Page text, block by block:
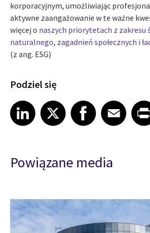
korporacyjnym, umożliwiając
aktywne zaangażowanie w te ważne
więcej o naszych priorytetach z zakresu
naturalnego, zagadnień społecznych i
(z ang. ESG)
Podziel się
Share article on LinkedIn
LinkedIn
Share article on XShare article on Facebook
Facebook
Share article on Email
EmailShare
Powiązane media